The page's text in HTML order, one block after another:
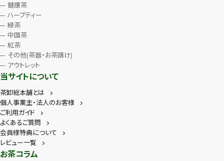
健康茶
ハーブティー
緑茶
中国茶
紅茶
その他(茶器・お茶請け)
アウトレット
当サイトについて
茶卸総本舗とは
個人事業主・法人のお客様
ご利用ガイド
よくあるご質問
会員様特典について
レビュー一覧
お茶コラム